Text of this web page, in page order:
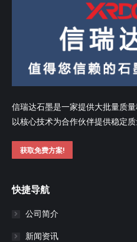
信瑞达石墨是一家提供大批量质
以核心技术为合作伙伴提供稳定
获取免费方案!
快捷导航
公司简介
新闻资讯